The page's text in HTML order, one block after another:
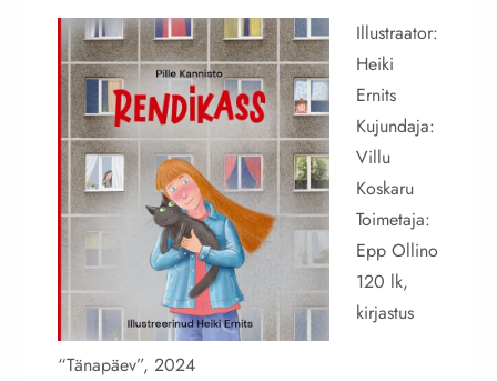
Illustraator:
Heiki
Ernits
Kujundaja:
Villu
Koskaru
Toimetaja:
Epp Ollino
120 lk,
kirjastus
“Tänapäev”, 2024